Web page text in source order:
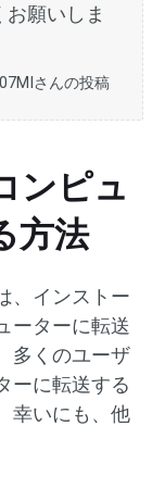
願いしま
さんの投稿
ンピュ
方法
、インストー
ーターに転送
多くのユーザ
ーに転送する
幸いにも、他